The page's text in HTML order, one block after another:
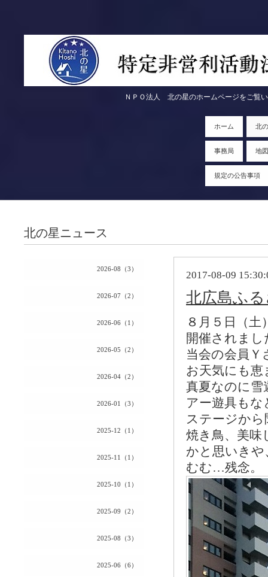
ＮＰＯ法人 北の星のホームページをご覧いただきま
ホーム 北
事務局 地図
規定の公告事項
2026-08（3）
2026-07（2）
2026-06（1）
2026-05（2）
2026-04（2）
2026-01（3）
2025-12（1）
2025-11（1）
2025-10（1）
2025-09（2）
2025-08（3）
2025-06（6）
北の星ニュース
2017-08-09
北広島ふ
８月５日（
開催されまし
当会の会員
お天気にも
真夏なのに雪
アー遊具も
ステージか
焼き鳥、美
かと思いき
むむ…残念。